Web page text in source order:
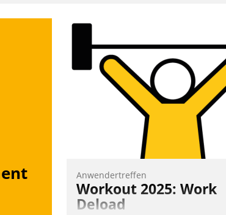
Anwendertreffen
Workout 2025: Work
Deload